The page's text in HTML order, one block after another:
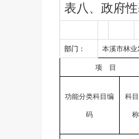
表八、政府
部门： 本溪市林
项 目
功能分类科目编
码
科
称